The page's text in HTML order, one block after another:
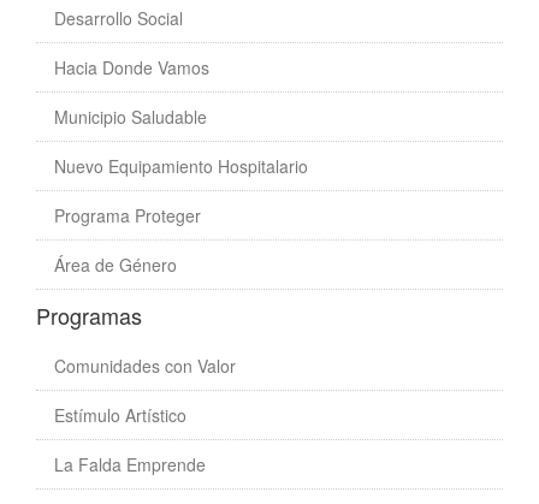
Desarrollo Social
Hacia Donde Vamos
Municipio Saludable
Nuevo Equipamiento Hospitalario
Programa Proteger
Área de Género
Programas
Comunidades con Valor
Estímulo Artístico
La Falda Emprende